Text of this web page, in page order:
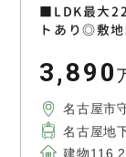
■LDK最大
トあり◎敷
3,890
名古屋市
名古屋地
建物